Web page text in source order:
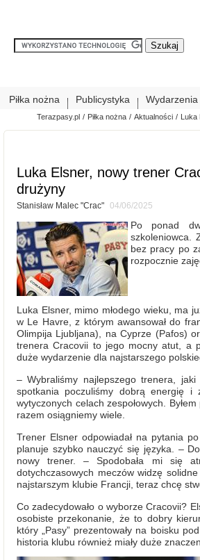
Piłka nożna Publicystyka Wydarzenia
Terazpasy.pl / Piłka nożna / Aktualności / Luka
Luka Elsner, nowy trener
drużyny
Stanisław Malec "Crac" 04/06/2025
Po ponad
szkoleniowca.
bez pracy po
rozpocznie
Luka Elsner, mimo młodego wieku, ma
w Le Havre, z którym awansował do
Olimpija Ljubljana), na Cyprze (Pafos)
trenera Cracovii to jego mocny atut, a
duże wydarzenie dla najstarszego
– Wybraliśmy najlepszego trenera,
spotkania poczuliśmy dobrą energię i
wytyczonych celach zespołowych.
razem osiągniemy wiele.
Trener Elsner odpowiadał na pytania
planuje szybko nauczyć się języka. –
nowy trener. – Spodobała mi się
dotychczasowych meczów widzę
najstarszym klubie Francji, teraz chcę
Co zadecydowało o wyborze Cracovii?
osobiste przekonanie, że to dobry
który „Pasy” prezentowały na boisku
historia klubu również miały duże